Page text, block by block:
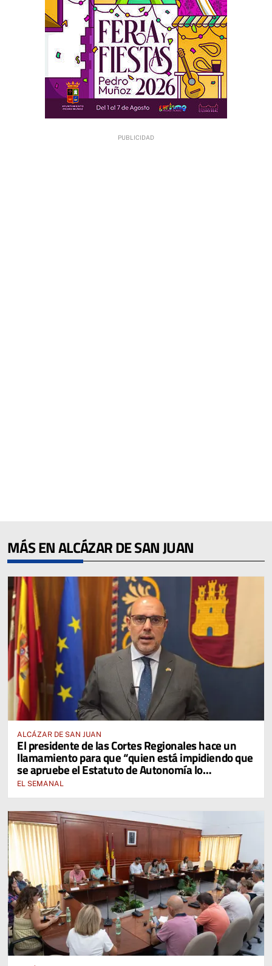
MÁS EN ALCÁZAR DE SAN JUAN
ALCÁZAR DE SAN JUAN
El presidente de las Cortes Regionales hace un
llamamiento para que “quien está impidiendo que
se apruebe el Estatuto de Autonomía lo
reconsidere”
EL SEMANAL